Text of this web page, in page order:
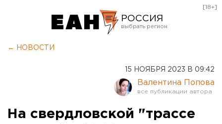
РОССИЯ
Курган
Оренбург
[18+]
← НОВОСТИ
15 НОЯБРЯ 2023 В 09:42
Валентина Попова
На свердловской "трассе